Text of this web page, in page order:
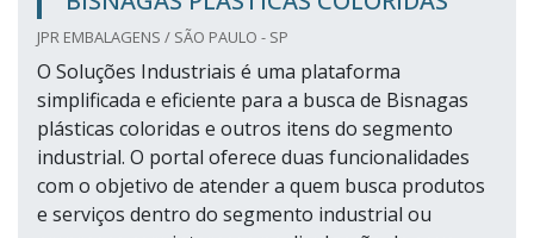
JPR EMBALAGENS / SÃO PAULO - SP
O Soluções Industriais é uma plataforma
simplificada e eficiente para a busca de Bisnagas
plásticas coloridas e outros itens do segmento
industrial. O portal oferece duas funcionalidades
com o objetivo de atender a quem busca produtos
e serviços dentro do segmento industrial ou